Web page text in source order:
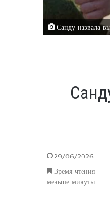
Санду назвала
29/06/2026
Время чтения
меньше минуты